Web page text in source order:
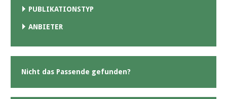
PUBLIKATIONSTYP
ANBIETER
Nicht das Passende gefunden?